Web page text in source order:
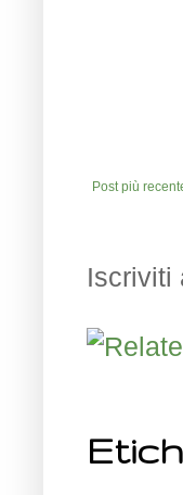
Post più
Iscriviti